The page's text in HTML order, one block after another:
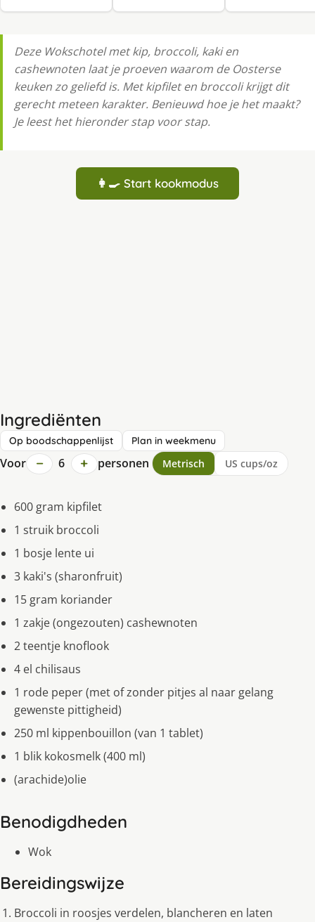
Deze Wokschotel met kip, broccoli, kaki en
cashewnoten laat je proeven waarom de Oosterse
keuken zo geliefd is. Met kipfilet en broccoli krijgt dit
gerecht meteen karakter. Benieuwd hoe je het maakt?
Je leest het hieronder stap voor stap.
👩‍🍳 Start kookmodus
Ingrediënten
Op boodschappenlijst Plan in weekmenu
Voor − 6 + personen Metrisch US cups/oz
600 gram kipfilet
1 struik broccoli
1 bosje lente ui
3 kaki's (sharonfruit)
15 gram koriander
1 zakje (ongezouten) cashewnoten
2 teentje knoflook
4 el chilisaus
1 rode peper (met of zonder pitjes al naar gelang
gewenste pittigheid)
250 ml kippenbouillon (van 1 tablet)
1 blik kokosmelk (400 ml)
(arachide)olie
Benodigdheden
Wok
Bereidingswijze
Broccoli in roosjes verdelen, blancheren en laten